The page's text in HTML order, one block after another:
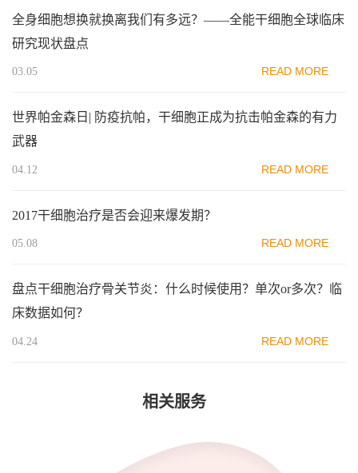
全身细胞想换就换离我们有多远？——全能干细胞全球临床
研究现状盘点
03.05 READ MORE
世界帕金森日| 防疫抗帕，干细胞正成为抗击帕金森的有力
武器
04.12 READ MORE
2017干细胞治疗是否会迎来爆发期？
05.08 READ MORE
盘点干细胞治疗骨关节炎：什么时候使用？单次or多次？临
床数据如何？
04.24 READ MORE
相关服务